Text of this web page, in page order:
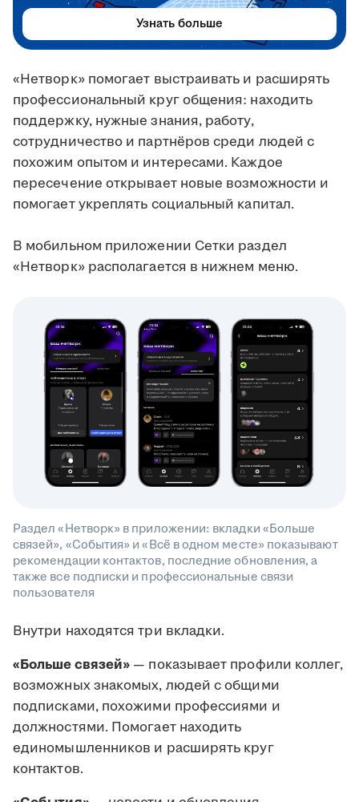
«Нетворк» помогает выстраивать и расширять
профессиональный круг общения: находить
поддержку, нужные знания, работу,
сотрудничество и партнёров среди людей с
похожим опытом и интересами. Каждое
пересечение открывает новые возможности и
помогает укреплять социальный капитал.
В мобильном приложении Сетки раздел
«Нетворк» располагается в нижнем меню.
Раздел «Нетворк» в приложении: вкладки «Больше
связей», «События» и «Всё в одном месте» показывают
рекомендации контактов, последние обновления, а
также все подписки и профессиональные связи
пользователя
Внутри находятся три вкладки.
«Больше связей» — показывает профили коллег,
возможных знакомых, людей с общими
подписками, похожими профессиями и
должностями. Помогает находить
единомышленников и расширять круг
контактов.
Узнать больше